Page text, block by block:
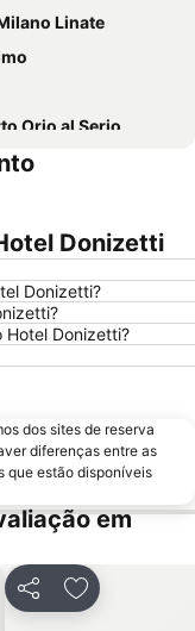
Linate
Orio al Serio
de Bérgamo
Metro Station
Scala
Metro Station
Emanuele II
Duomo di Milano
Como
Metro Station
Metro Station
Sforzeco
Donizetti
Donizetti?
Hotel Donizetti?
dos sites de reserva
diferenças entre as
que estão disponíveis
em
PartilharAdicionar